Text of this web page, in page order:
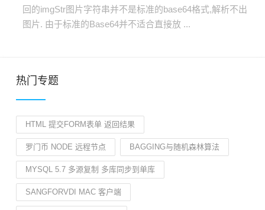
回的imgStr图片字符串并不是标准的base64格式,解析不出
图片. 由于标准的Base64并不适合直接放 ...
热门专题
HTML 提交FORM表单 返回结果
罗门币 NODE 远程节点 BAGGING与随机森林算法
MYSQL 5.7 多源复制 多库同步到单库
SANGFORVDI MAC 客户端